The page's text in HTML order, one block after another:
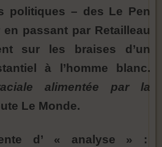
politiques – des Le Pen
passant par Retailleau
sur les braises d’un
à l’homme blanc.
alimentée par la
Le Monde.
d’ « analyse » :